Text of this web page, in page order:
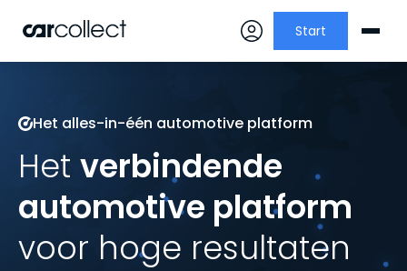
Start
Het alles-in-één automotive platform
Het verbindende
automotive platform
voor hoge resultaten